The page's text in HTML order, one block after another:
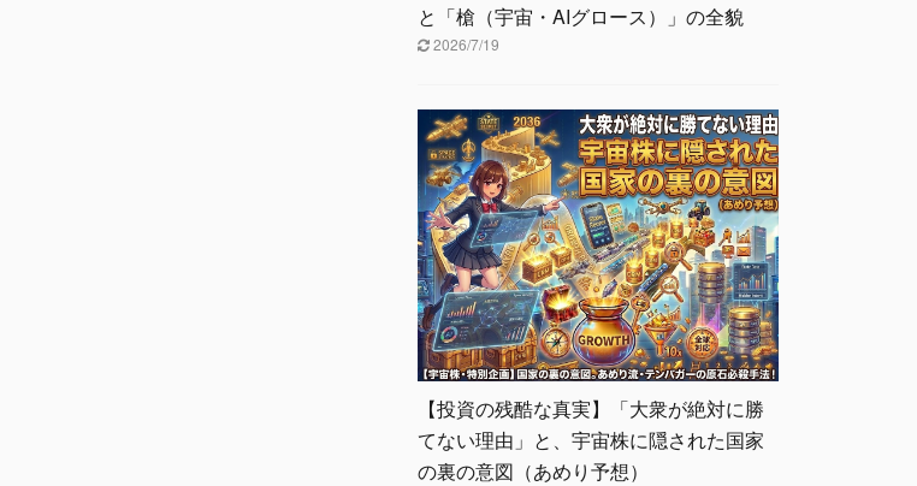
と「槍（宇宙・AIグロース）」の全貌
2026/7/19
【投資の残酷な真実】「大衆が絶対に勝
てない理由」と、宇宙株に隠された国家
の裏の意図（あめり予想）